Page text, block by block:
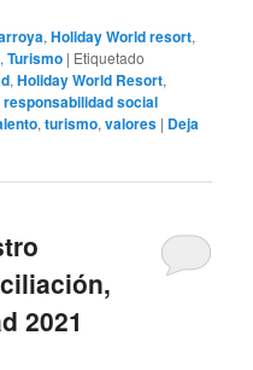
,Holiday World resort,
,Turismo | Etiquetado
,Holiday World Resort,
responsabilidad social
,turismo,valores | Deja
2021